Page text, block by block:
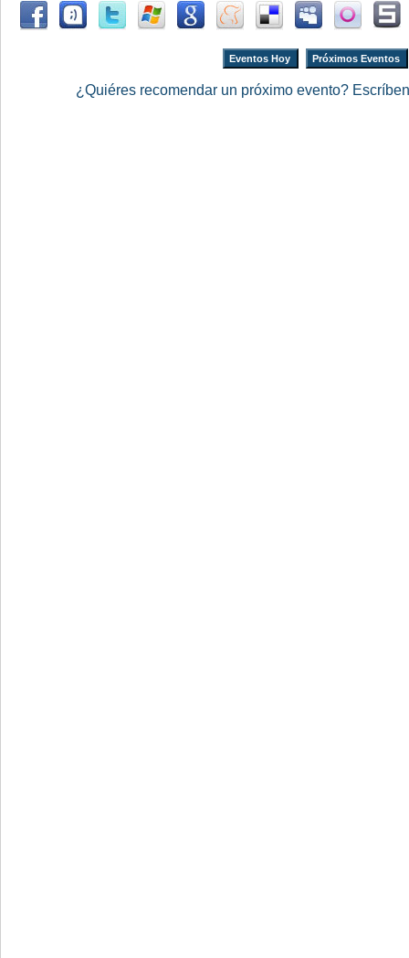
Eventos Hoy Próximos Eventos
¿Quiéres recomendar un próximo evento?